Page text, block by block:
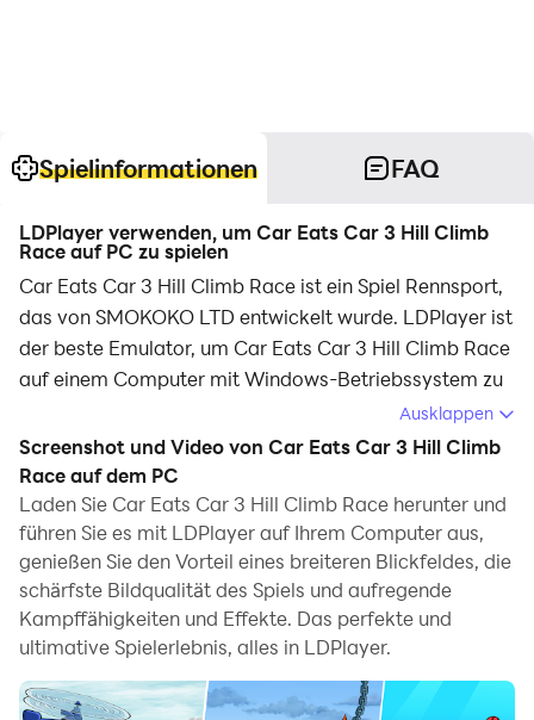
Spielinformationen FAQ
LDPlayer verwenden, um Car Eats Car 3 Hill Climb
Race auf PC zu spielen
Car Eats Car 3 Hill Climb Race ist ein Spiel Rennsport,
das von SMOKOKO LTD entwickelt wurde. LDPlayer ist
der beste Emulator, um Car Eats Car 3 Hill Climb Race
auf einem Computer mit Windows-Betriebssystem zu
spielen. Er bietet leistungsstarke Funktionen, um Ihnen
ein intensives Spielerlebnis im Spiel Car Eats Car 3 Hill
Climb Race zu ermöglichen.
Wenn Sie Car Eats Car 3 Hill Climb Race auf Ihrem
Computer spielen, und wenn Sie Ihr Gamepad
verwenden möchten, um das Spiel zu steuern, kann die
von LDPlayer automatisch aktiviert erkannte
Gamepad-Erkennung Ihnen helfen, die Steuerung mit
nur wenigen einfachen Klicks anzupassen und ein
intensiveres und realistischeres Rennerlebnis zu
Ausklappen
Screenshot und Video von Car Eats Car 3 Hill Climb
Race auf dem PC
Laden Sie Car Eats Car 3 Hill Climb Race herunter und
führen Sie es mit LDPlayer auf Ihrem Computer aus,
genießen Sie den Vorteil eines breiteren Blickfeldes, die
schärfste Bildqualität des Spiels und aufregende
Kampffähigkeiten und Effekte. Das perfekte und
ultimative Spielerlebnis, alles in LDPlayer.